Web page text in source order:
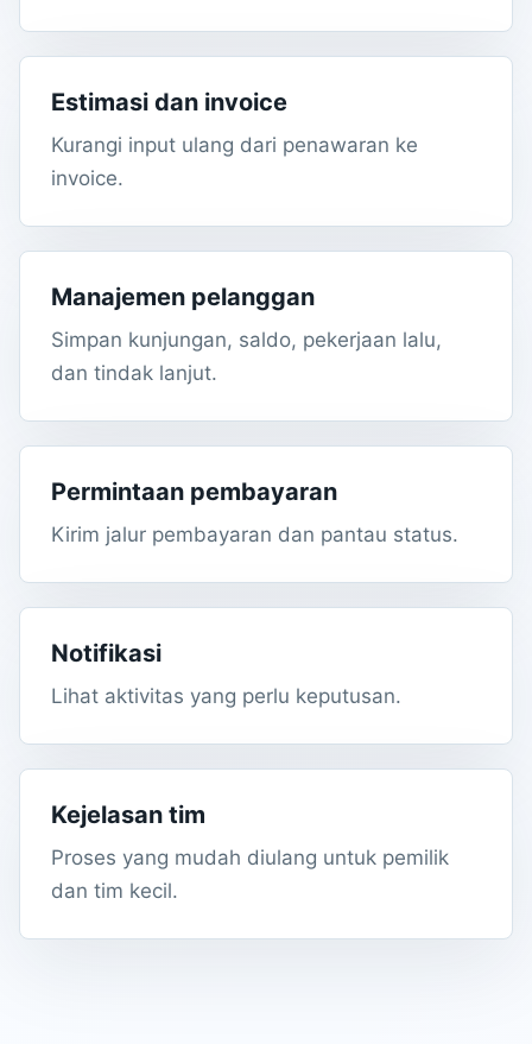
Estimasi dan invoice
Kurangi input ulang dari penawaran ke
invoice.
Manajemen pelanggan
Simpan kunjungan, saldo, pekerjaan lalu,
dan tindak lanjut.
Permintaan pembayaran
Kirim jalur pembayaran dan pantau status.
Notifikasi
Lihat aktivitas yang perlu keputusan.
Kejelasan tim
Proses yang mudah diulang untuk pemilik
dan tim kecil.